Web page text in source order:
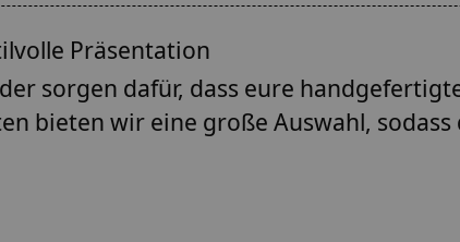
Präsentation
sorgen dafür, dass eure
bieten wir eine große Auswahl,